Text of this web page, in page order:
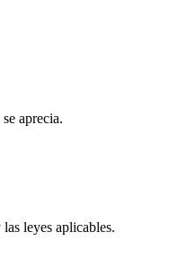
aprecia.
leyes aplicables.